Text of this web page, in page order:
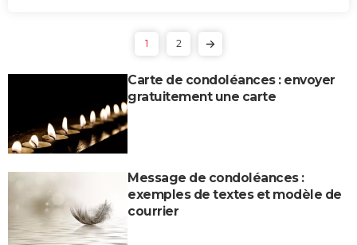
1 2
Carte de condoléances : envoyer
gratuitement une carte
Message de condoléances :
exemples de textes et modèle de
courrier